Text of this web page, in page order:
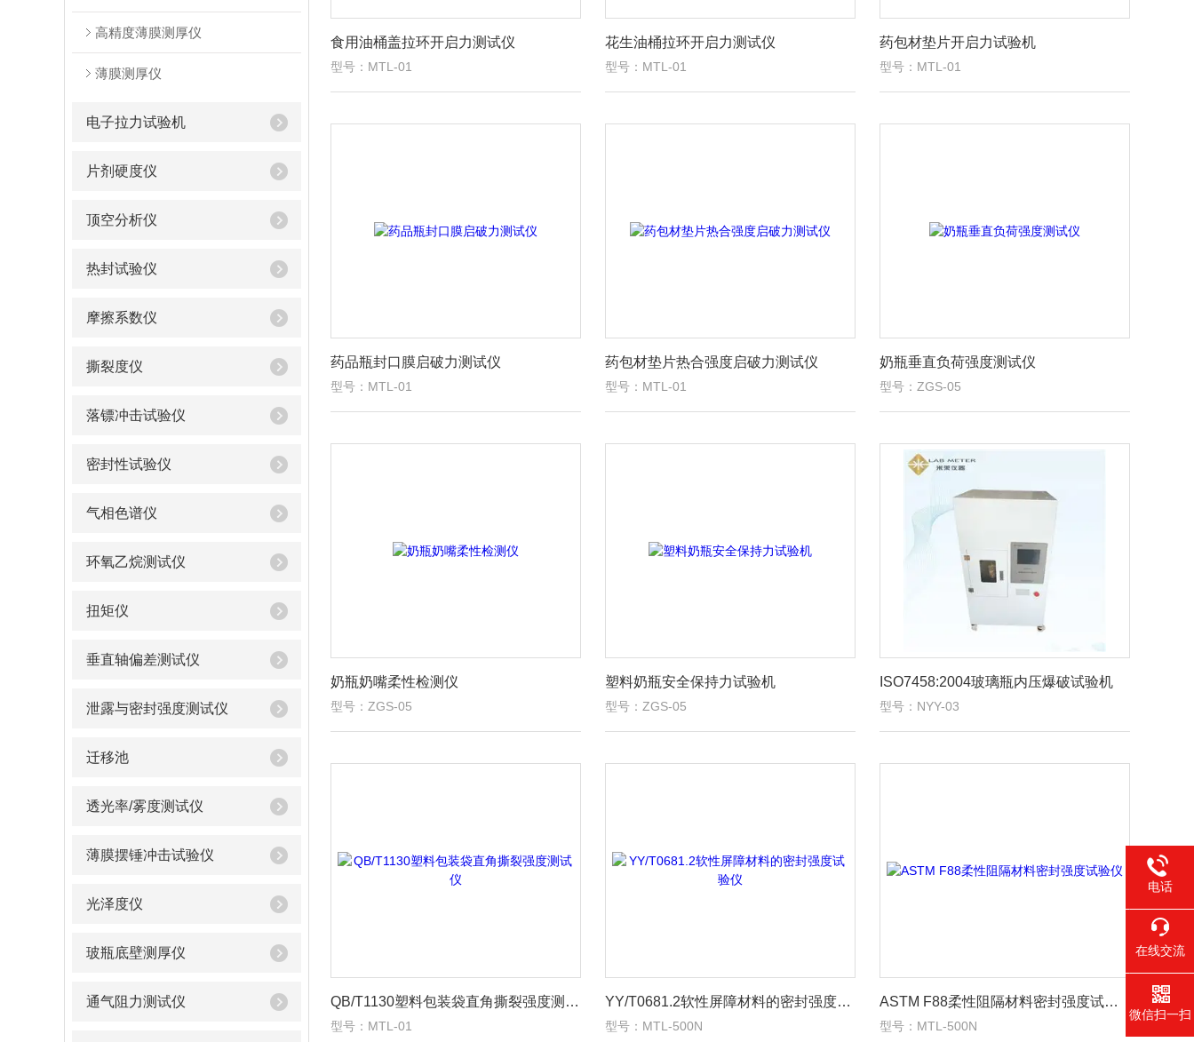
高精度薄膜测厚仪
薄膜测厚仪
电子拉力试验机
片剂硬度仪
顶空分析仪
热封试验仪
摩擦系数仪
撕裂度仪
落镖冲击试验仪
密封性试验仪
气相色谱仪
环氧乙烷测试仪
扭矩仪
垂直轴偏差测试仪
泄露与密封强度测试仪
迁移池
透光率/雾度测试仪
薄膜摆锤冲击试验仪
光泽度仪
玻瓶底壁测厚仪
通气阻力测试仪
食用油桶盖拉环开启力测试仪
型号：MTL-01
花生油桶拉环开启力测试仪
型号：MTL-01
药包材垫片开启力试验机
型号：MTL-01
药品瓶封口膜启破力测试仪
型号：MTL-01
药包材垫片热合强度启破力测试仪
型号：MTL-01
奶瓶垂直负荷强度测试仪
型号：ZGS-05
奶瓶奶嘴柔性检测仪
型号：ZGS-05
塑料奶瓶安全保持力试验机
型号：ZGS-05
ISO7458:2004玻璃瓶内压爆破试验机
型号：NYY-03
QB/T1130塑料包装袋直角撕裂强度测试仪
型号：MTL-01
YY/T0681.2软性屏障材料的密封强度试验仪
型号：MTL-500N
ASTM F88柔性阻隔材料密封强度试验仪
型号：MTL-500N
电话
在线交流
微信扫一扫